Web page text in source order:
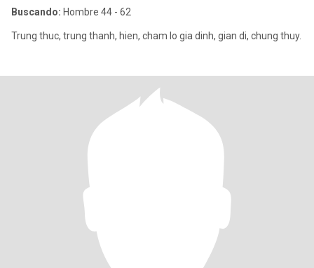
Buscando: Hombre 44 - 62
Trung thuc, trung thanh, hien, cham lo gia dinh, gian di, chung thuy.